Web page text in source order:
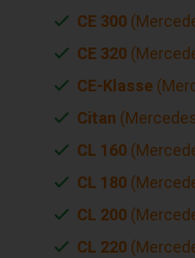
CE 300
CE 320
CE-Klasse
Citan
CL 160
CL 180
CL 200
CL 220